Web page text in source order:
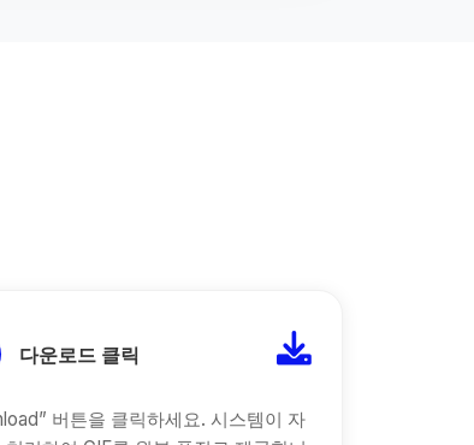
다운로드 클릭
버튼을 클릭하세요. 시스템이 자